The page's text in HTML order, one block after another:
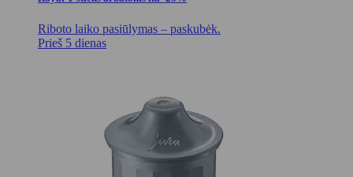
Riboto laiko pasiūlymas – paskubėk.
Prieš 5 dienas